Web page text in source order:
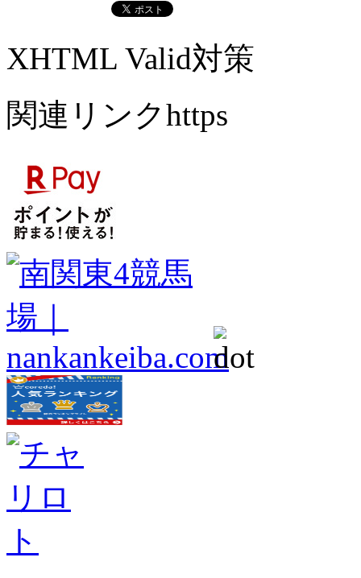
XHTML Valid対策
関連リンクhttps